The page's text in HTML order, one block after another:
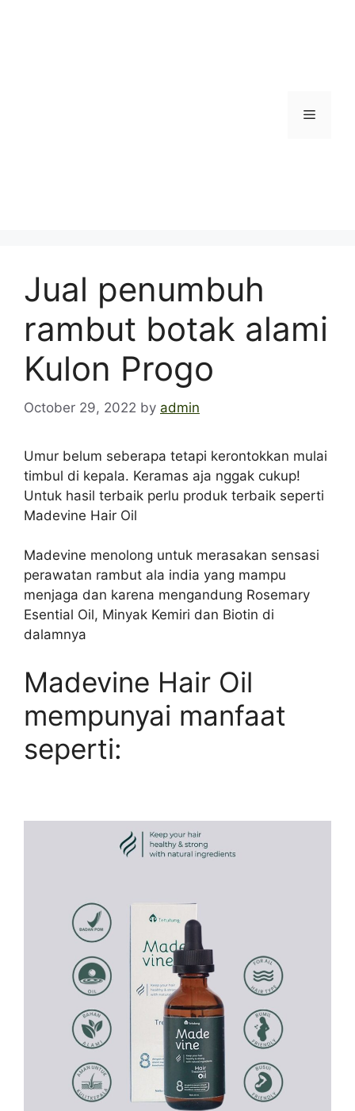
Menu
Jual penumbuh
rambut botak alami
Kulon Progo
October 29, 2022 by admin
Umur belum seberapa tetapi kerontokkan mulai
timbul di kepala. Keramas aja nggak cukup!
Untuk hasil terbaik perlu produk terbaik seperti
Madevine Hair Oil
Madevine menolong untuk merasakan sensasi
perawatan rambut ala india yang mampu
menjaga dan karena mengandung Rosemary
Esential Oil, Minyak Kemiri dan Biotin di
dalamnya
Madevine Hair Oil
mempunyai manfaat
seperti: